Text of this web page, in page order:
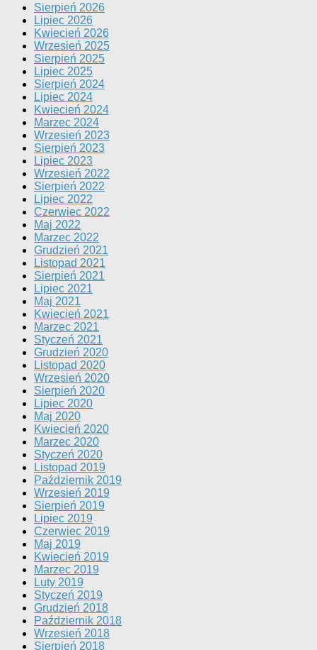
Sierpień 2026
Lipiec 2026
Kwiecień 2026
Wrzesień 2025
Sierpień 2025
Lipiec 2025
Sierpień 2024
Lipiec 2024
Kwiecień 2024
Marzec 2024
Wrzesień 2023
Sierpień 2023
Lipiec 2023
Wrzesień 2022
Sierpień 2022
Lipiec 2022
Czerwiec 2022
Maj 2022
Marzec 2022
Grudzień 2021
Listopad 2021
Sierpień 2021
Lipiec 2021
Maj 2021
Kwiecień 2021
Marzec 2021
Styczeń 2021
Grudzień 2020
Listopad 2020
Wrzesień 2020
Sierpień 2020
Lipiec 2020
Maj 2020
Kwiecień 2020
Marzec 2020
Styczeń 2020
Listopad 2019
Październik 2019
Wrzesień 2019
Sierpień 2019
Lipiec 2019
Czerwiec 2019
Maj 2019
Kwiecień 2019
Marzec 2019
Luty 2019
Styczeń 2019
Grudzień 2018
Październik 2018
Wrzesień 2018
Sierpień 2018